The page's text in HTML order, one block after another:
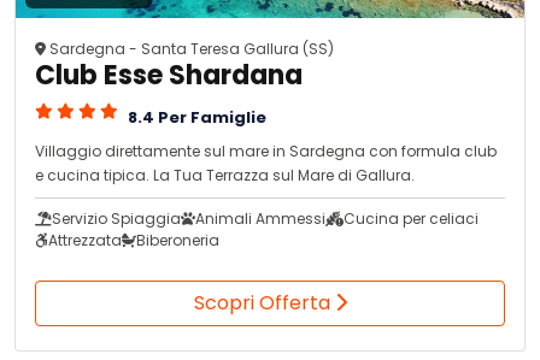
Sardegna - Santa Teresa Gallura (SS)
Club Esse Shardana
8.4 Per Famiglie
Villaggio direttamente sul mare in Sardegna con formula club
e cucina tipica. La Tua Terrazza sul Mare di Gallura.
Servizio Spiaggia Animali Ammessi
Cucina per celiaci
Attrezzata
Biberoneria
Scopri Offerta